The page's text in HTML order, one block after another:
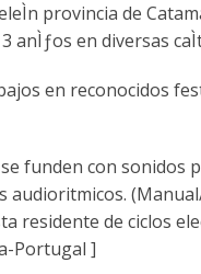
provincia de
anÌƒos en diversas
en reconocidos
funden con sonidos
audioritmicos.
residente de ciclos
Portugal ]